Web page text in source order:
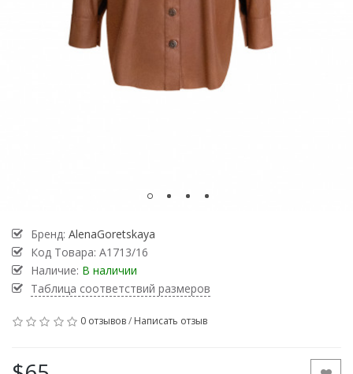
Бренд: AlenaGoretskaya
Код Товара: A1713/16
Наличие: В наличии
Таблица соответствий размеров
0 отзывов/ Написать отзыв